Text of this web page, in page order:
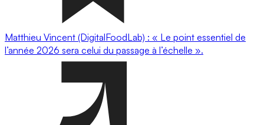
Matthieu Vincent (DigitalFoodLab) : « Le point essentiel de
l’année 2026 sera celui du passage à l’échelle ».